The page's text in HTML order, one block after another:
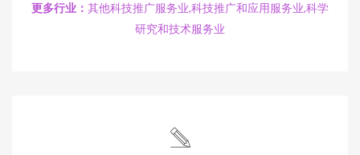
更多行业： 其他科技推广服务业,科技推广和应用服务业,科学
研究和技术服务业